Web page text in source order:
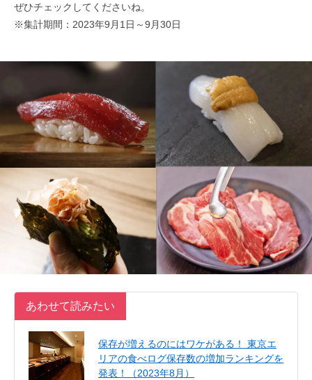
ぜひチェックしてくださいね。
※集計期間：2023年9月1日～9月30日
あわせて読みたい
保存が増えるのにはワケがある！ 東京エ
リアの食べログ保存数の増加ランキングを
発表！（2023年8月）